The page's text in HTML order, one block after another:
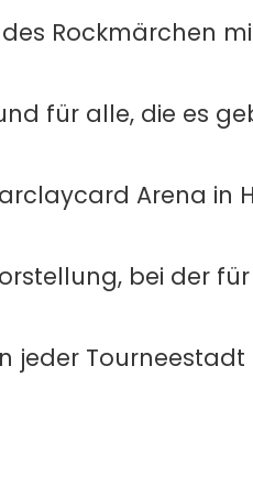
Rockmärchen
für alle, die es
Arena in
bei der für
jeder Tourneestadt